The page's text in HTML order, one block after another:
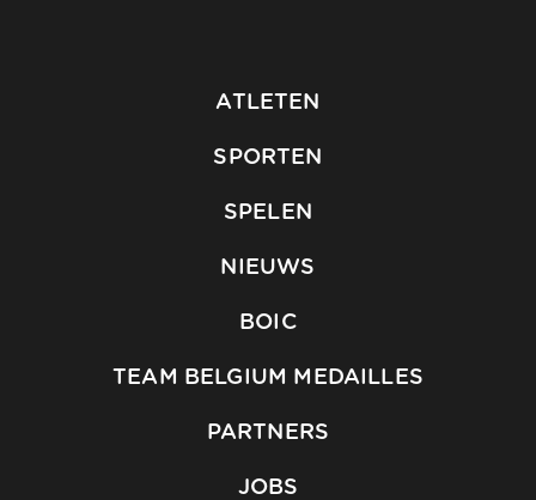
ATLETEN
SPORTEN
SPELEN
NIEUWS
BOIC
TEAM BELGIUM MEDAILLES
PARTNERS
JOBS